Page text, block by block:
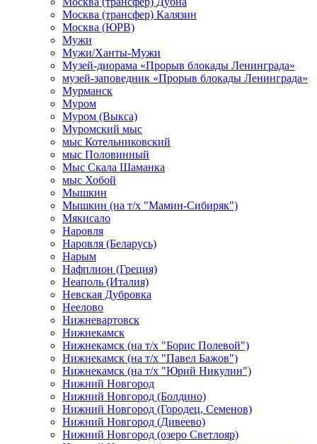
Москва (трансфер) Калязин
Москва (ЮРВ)
Мужи
Мужи/Ханты-Мужи
Музей-диорама «Прорыв блокады Ленинграда»
музей-заповедник «Прорыв блокады Ленинграда»
Мурманск
Муром
Муром (Выкса)
Муромский мыс
мыс Котельниковский
мыс Половинный
Мыс Скала Шаманка
мыс Хобой
Мышкин
Мышкин (на т/х "Мамин-Сибиряк")
Мякисало
Наровля
Наровля (Беларусь)
Нарым
Нафплион (Греция)
Неаполь (Италия)
Невская Дубровка
Неелово
Нижневартовск
Нижнекамск
Нижнекамск (на т/х "Борис Полевой")
Нижнекамск (на т/х "Павел Бажов")
Нижнекамск (на т/х "Юрий Никулин")
Нижний Новгород
Нижний Новгород (Болдино)
Нижний Новгород (Городец, Семенов)
Нижний Новгород (Дивеево)
Нижний Новгород (озеро Светлояр)